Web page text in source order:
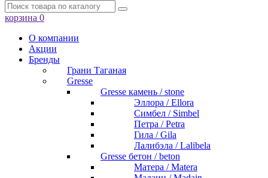
корзина 0
О компании
Акции
Бренды
Грани Таганая
Gresse
Gresse камень / stone
Эллора / Ellora
Симбел / Simbel
Петра / Petra
Гила / Gila
Лалибэла / Lalibela
Gresse бетон / beton
Матера / Matera